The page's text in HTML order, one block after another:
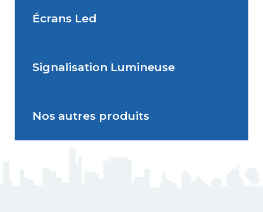
Feu Comportemental
Écrans Led
Écran Géant Extérieur Led
Signalisation Lumineuse
Signalisation dynamique
Nos autres produits